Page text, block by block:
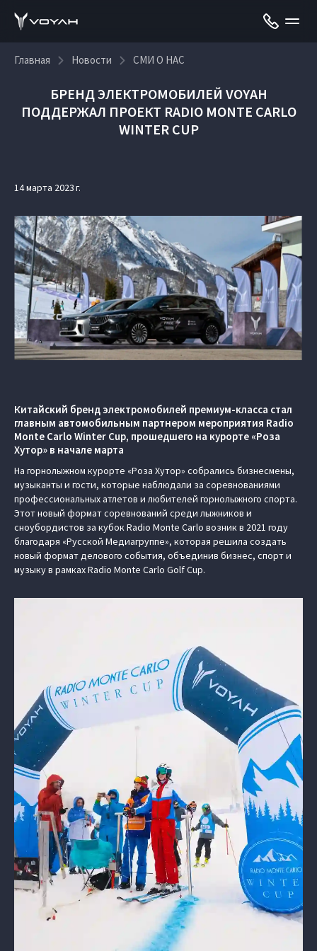
Главная Новости СМИ О НАС
БРЕНД ЭЛЕКТРОМОБИЛЕЙ VOYAH
ПОДДЕРЖАЛ ПРОЕКТ RADIO MONTE CARLO
WINTER CUP
14 марта 2023 г.
Китайский бренд электромобилей премиум-класса стал
главным автомобильным партнером мероприятия Radio
Monte Carlo Winter Cup, прошедшего на курорте «Роза
Хутор» в начале марта
На горнолыжном курорте «Роза Хутор» собрались бизнесмены,
музыканты и гости, которые наблюдали за соревнованиями
профессиональных атлетов и любителей горнолыжного спорта.
Этот новый формат соревнований среди лыжников и
сноубордистов за кубок Radio Monte Carlo возник в 2021 году
благодаря «Русской Медиагруппе», которая решила создать
новый формат делового события, объединив бизнес, спорт и
музыку в рамках Radio Monte Carlo Golf Cup.